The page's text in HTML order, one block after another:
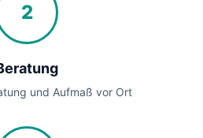
2
und Aufmaß vor Ort